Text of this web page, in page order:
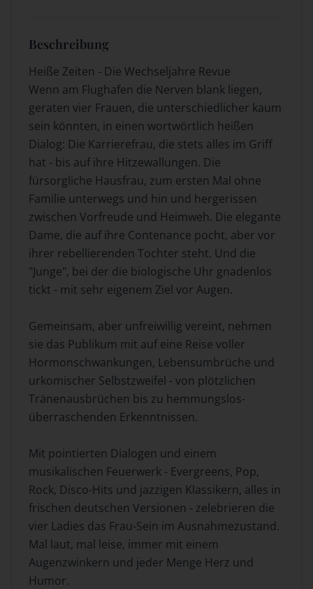
Beschreibung
Heiße Zeiten - Die Wechseljahre Revue
Wenn am Flughafen die Nerven blank liegen,
geraten vier Frauen, die unterschiedlicher kaum
sein könnten, in einen wortwörtlich heißen
Dialog: Die Karrierefrau, die stets alles im Griff
hat - bis auf ihre Hitzewallungen. Die
fürsorgliche Hausfrau, zum ersten Mal ohne
Familie unterwegs und hin und hergerissen
zwischen Vorfreude und Heimweh. Die elegante
Dame, die auf ihre Contenance pocht, aber vor
ihrer rebellierenden Tochter steht. Und die
"Junge", bei der die biologische Uhr gnadenlos
tickt - mit sehr eigenem Ziel vor Augen.
Gemeinsam, aber unfreiwillig vereint, nehmen
sie das Publikum mit auf eine Reise voller
Hormonschwankungen, Lebensumbrüche und
urkomischer Selbstzweifel - von plötzlichen
Tränenausbrüchen bis zu hemmungslos-
überraschenden Erkenntnissen.
Mit pointierten Dialogen und einem
musikalischen Feuerwerk - Evergreens, Pop,
Rock, Disco-Hits und jazzigen Klassikern, alles in
frischen deutschen Versionen - zelebrieren die
vier Ladies das Frau-Sein im Ausnahmezustand.
Mal laut, mal leise, immer mit einem
Augenzwinkern und jeder Menge Herz und
Humor.